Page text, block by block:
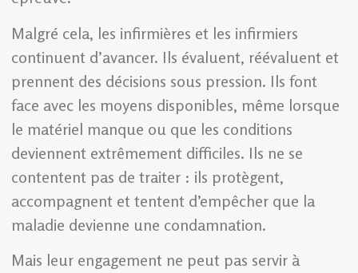
Malgré cela, les infirmières et les infirmiers
continuent d’avancer. Ils évaluent, réévaluent et
prennent des décisions sous pression. Ils font
face avec les moyens disponibles, même lorsque
le matériel manque ou que les conditions
deviennent extrêmement difficiles. Ils ne se
contentent pas de traiter : ils protègent,
accompagnent et tentent d’empêcher que la
maladie devienne une condamnation.
Mais leur engagement ne peut pas servir à